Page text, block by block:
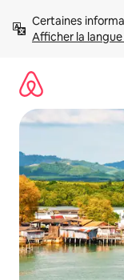
directement
Afficher la